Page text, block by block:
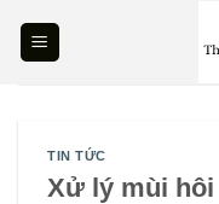
TIN TỨC
Xử lý mùi hôi